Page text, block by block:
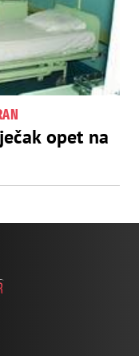
opet na